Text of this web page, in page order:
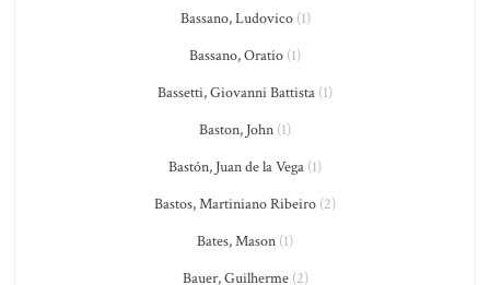
Bassano, Ludovico(1)
Bassano, Oratio (1)
Bassetti, Giovanni Battista (1)
Baston, John (1)
Bastón, Juan de la Vega (1)
Bastos, Martiniano Ribeiro (2)
Bates, Mason (1)
Bauer, Guilherme(2)